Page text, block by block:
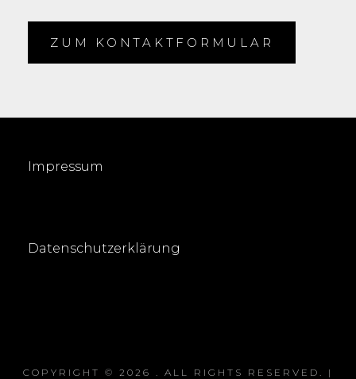
ZUM KONTAKTFORMULAR
Impressum
Datenschutzerklärung
COPYRIGHT © 2026 . ALL RIGHTS RESERVED. |